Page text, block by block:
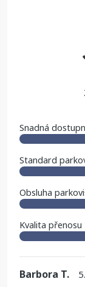
Snadná
Standard
Obsluha
Kvalita přenosu
Barbora T.